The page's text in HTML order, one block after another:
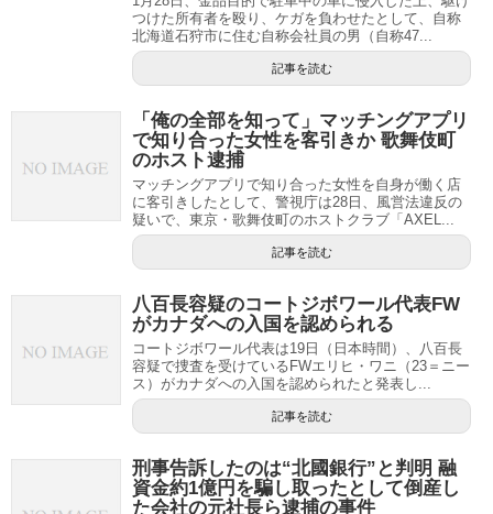
つけた所有者を殴り、ケガを負わせたとして、自称
北海道石狩市に住む自称会社員の男（自称47...
記事を読む
「俺の全部を知って」マッチングアプリ
で知り合った女性を客引きか 歌舞伎町
のホスト逮捕
マッチングアプリで知り合った女性を自身が働く店
に客引きしたとして、警視庁は28日、風営法違反の
疑いで、東京・歌舞伎町のホストクラブ「AXEL...
記事を読む
八百長容疑のコートジボワール代表FW
がカナダへの入国を認められる
コートジボワール代表は19日（日本時間）、八百長
容疑で捜査を受けているFWエリヒ・ワニ（23＝ニー
ス）がカナダへの入国を認められたと発表し...
記事を読む
刑事告訴したのは“北國銀行”と判明 融
資金約1億円を騙し取ったとして倒産し
た会社の元社長ら逮捕の事件